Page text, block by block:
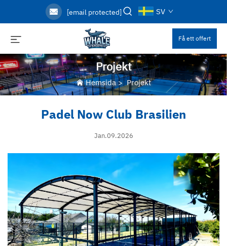
[email protected] SV
Få ett offert
Projekt
Hemsida>Projekt
Padel Now Club Brasilien
Jan.09.2026